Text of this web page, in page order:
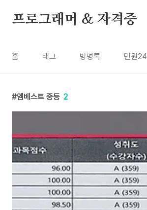
프로그래머 & 자격증
홈 태그 방명록 민원24
엠베스트 중등 2